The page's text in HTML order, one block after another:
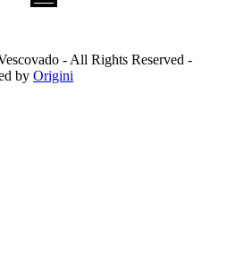
- All Rights Reserved -
by Origini